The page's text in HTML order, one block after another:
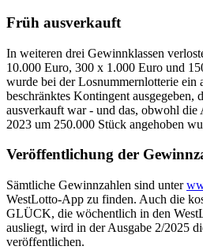
Früh ausverkauft
In weiteren drei Gewinnklassen
10.000 Euro, 300 x 1.000 Euro und
wurde bei der Losnummernlotterie ein
beschränktes Kontingent ausgegeben,
ausverkauft war - und das, obwohl die
2023 um 250.000 Stück angehoben
Veröffentlichung der
Sämtliche Gewinnzahlen sind unter
WestLotto-App zu finden. Auch die
GLÜCK, die wöchentlich in den
ausliegt, wird in der Ausgabe 2/2025
veröffentlichen.